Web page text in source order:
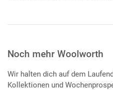
Noch mehr Woolworth
Wir halten dich auf dem
Kollektionen und